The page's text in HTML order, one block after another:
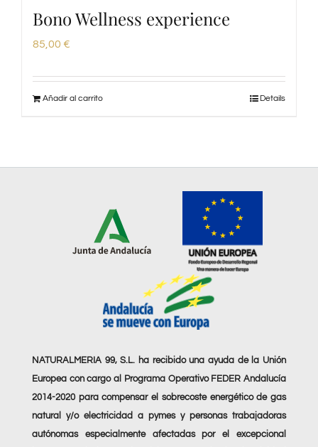
Bono Wellness experience
85,00 €
Añadir al carrito Details
NATURALMERIA 99, S.L. ha recibido una ayuda de la Unión
Europea con cargo al Programa Operativo FEDER Andalucía
2014-2020 para compensar el sobrecoste energético de gas
natural y/o electricidad a pymes y personas trabajadoras
autónomas especialmente afectadas por el excepcional